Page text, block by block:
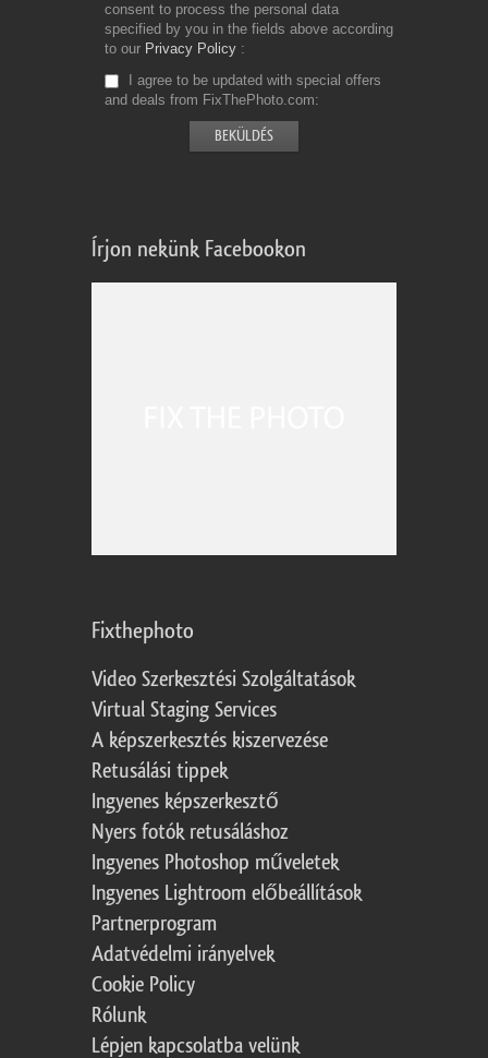
consent to process the personal data
specified by you in the fields above according
to our Privacy Policy
I agree to be updated with special offers
and deals from FixThePhoto.com
Írjon nekünk Facebookon
Fixthephoto
Video Szerkesztési Szolgáltatások
Virtual Staging Services
A képszerkesztés kiszervezése
Retusálási tippek
Ingyenes képszerkesztő
Nyers fotók retusáláshoz
Ingyenes Photoshop műveletek
Ingyenes Lightroom előbeállítások
Partnerprogram
Adatvédelmi irányelvek
Cookie Policy
Rólunk
Lépjen kapcsolatba velünk